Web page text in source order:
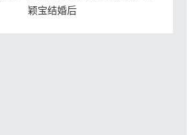
颖宝结婚后